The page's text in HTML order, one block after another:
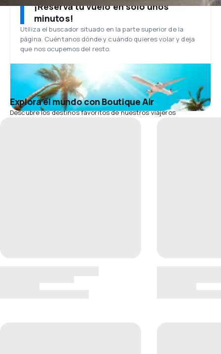
¡Reserva tu vuelo en solo unos
minutos!
Utiliza el buscador situado en la parte superior de la
página. Cuéntanos dónde y cuándo quieres volar y deja
que nos ocupemos del resto.
Explora el mundo con Boutique Air
Descubre los destinos favoritos de nuestros viajeros